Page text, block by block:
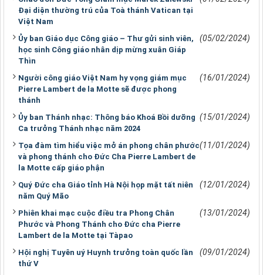
Đại diện thường trú của Toà thánh Vatican tại
Việt Nam
Ủy ban Giáo dục Công giáo – Thư gửi sinh viên,
học sinh Công giáo nhân dịp mừng xuân Giáp
Thìn
(05/02/2024)
Người công giáo Việt Nam hy vọng giám mục
Pierre Lambert de la Motte sẽ được phong
thánh
(16/01/2024)
Ủy ban Thánh nhạc: Thông báo Khoá Bồi dưỡng
Ca trưởng Thánh nhạc năm 2024
(15/01/2024)
Tọa đàm tìm hiểu việc mở án phong chân phước
và phong thánh cho Đức Cha Pierre Lambert de
la Motte cấp giáo phận
(11/01/2024)
Quý Đức cha Giáo tỉnh Hà Nội họp mặt tất niên
năm Quý Mão
(12/01/2024)
Phiên khai mạc cuộc điều tra Phong Chân
Phước và Phong Thánh cho Đức cha Pierre
Lambert de la Motte tại Tàpao
(13/01/2024)
Hội nghị Tuyên uý Huynh trưởng toàn quốc lần
thứ V
(09/01/2024)